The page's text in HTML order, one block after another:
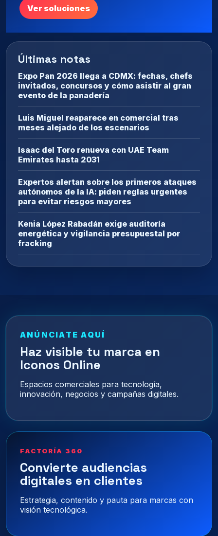
Ver soluciones
Últimas notas
Expo Pan 2026 llega a CDMX: fechas, chefs
invitados, concursos y cómo asistir al gran
evento de la panadería
Luis Miguel reaparece en comercial tras
meses alejado de los escenarios
Isaac del Toro renueva con UAE Team
Emirates hasta 2031
Expertos alertan sobre los primeros ataques
autónomos de la IA: piden reglas urgentes
para evitar riesgos mayores
Kenia López Rabadán exige auditoría
energética y vigilancia presupuestal por
fracking
ANÚNCIATE AQUÍ
Haz visible tu marca en
Iconos Online
Espacios comerciales para tecnología,
innovación, negocios y campañas digitales.
FACTORÍA 360
Convierte audiencias
digitales en clientes
Estrategia, contenido y pauta para marcas con
visión tecnológica.